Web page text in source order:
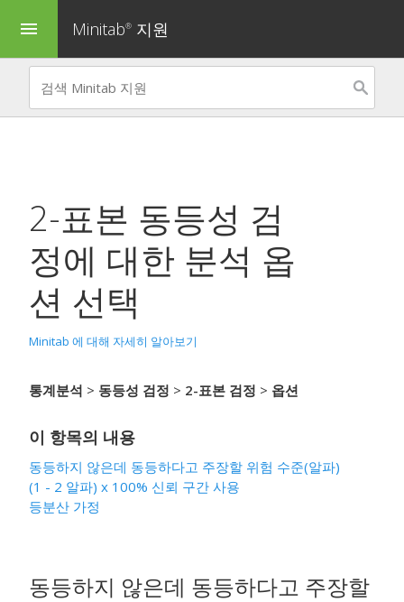
menu Minitab® 지원
2-표본 동등성 검
정에 대한 분석 옵
션 선택
Minitab 에 대해 자세히 알아보기
통계분석 > 동등성 검정 > 2-표본 검정 > 옵션
이 항목의 내용
동등하지 않은데 동등하다고 주장할 위험 수준(알파)
(1 - 2 알파) x 100% 신뢰 구간 사용
등분산 가정
동등하지 않은데 동등하다고 주장할